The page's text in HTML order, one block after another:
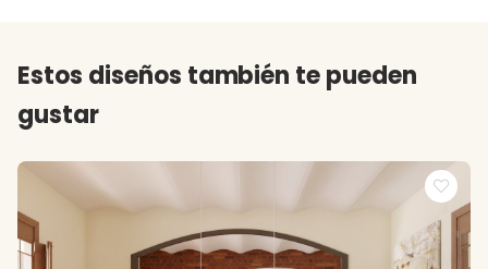
Estos diseños también te pueden
gustar